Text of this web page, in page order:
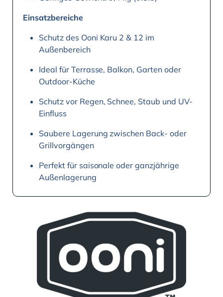
Einsatzbereiche
Schutz des Ooni Karu 2 & 12 im
Außenbereich
Ideal für Terrasse, Balkon, Garten oder
Outdoor-Küche
Schutz vor Regen, Schnee, Staub und UV-
Einfluss
Saubere Lagerung zwischen Back- oder
Grillvorgängen
Perfekt für saisonale oder ganzjährige
Außenlagerung